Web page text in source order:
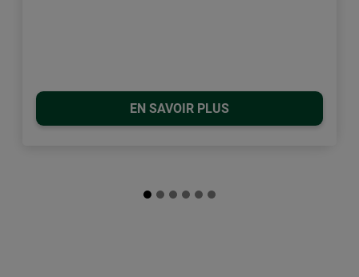
EN SAVOIR PLUS